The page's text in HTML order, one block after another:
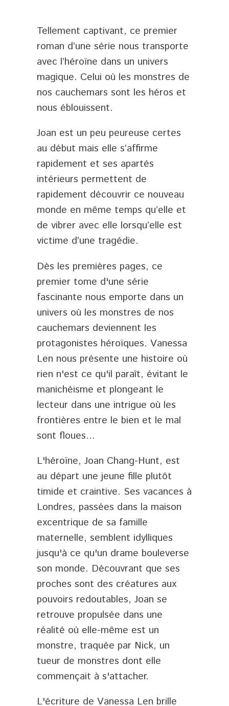
Tellement captivant, ce premier
roman d’une série nous transporte
avec l’héroïne dans un univers
magique. Celui où les monstres de
nos cauchemars sont les héros et
nous éblouissent.
Joan est un peu peureuse certes
au début mais elle s’affirme
rapidement et ses apartés
intérieurs permettent de
rapidement découvrir ce nouveau
monde en même temps qu’elle et
de vibrer avec elle lorsqu’elle est
victime d’une tragédie.
Dès les premières pages, ce
premier tome d'une série
fascinante nous emporte dans un
univers où les monstres de nos
cauchemars deviennent les
protagonistes héroïques. Vanessa
Len nous présente une histoire où
rien n'est ce qu'il paraît, évitant le
manichéisme et plongeant le
lecteur dans une intrigue où les
frontières entre le bien et le mal
sont floues...
L'héroïne, Joan Chang-Hunt, est
au départ une jeune fille plutôt
timide et craintive. Ses vacances à
Londres, passées dans la maison
excentrique de sa famille
maternelle, semblent idylliques
jusqu'à ce qu'un drame bouleverse
son monde. Découvrant que ses
proches sont des créatures aux
pouvoirs redoutables, Joan se
retrouve propulsée dans une
réalité où elle-même est un
monstre, traquée par Nick, un
tueur de monstres dont elle
commençait à s'attacher.
L'écriture de Vanessa Len brille